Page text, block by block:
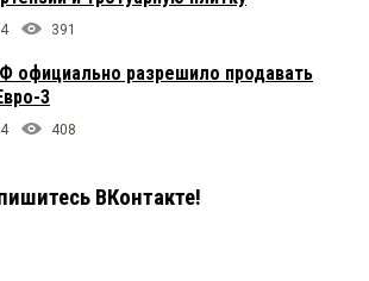
4 391
официально разрешило продавать
3
4 408
ВКонтакте!